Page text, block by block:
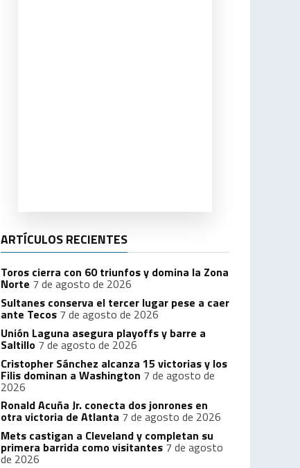
ARTÍCULOS RECIENTES
Toros cierra con 60 triunfos y domina la Zona
Norte 7 de agosto de 2026
Sultanes conserva el tercer lugar pese a caer
ante Tecos 7 de agosto de 2026
Unión Laguna asegura playoffs y barre a
Saltillo 7 de agosto de 2026
Cristopher Sánchez alcanza 15 victorias y los
Filis dominan a Washington 7 de agosto de
2026
Ronald Acuña Jr. conecta dos jonrones en
otra victoria de Atlanta 7 de agosto de 2026
Mets castigan a Cleveland y completan su
primera barrida como visitantes 7 de agosto
de 2026